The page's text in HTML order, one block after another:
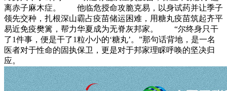
离赤子麻木症。 他临危授命攻脆克易，以身试药并让季子
领先交种，扎根深山霸占疫苗储运困难，用糖丸疫苗筑起齐平
易近免疫樊篱，帮力华夏成为无脊灰邦家。 “尔终身只干
了1件事，便是干了1粒小小的‘糖丸’。”那句话背地，是一名
医者对于性命的固执保卫，更是对于邦家理睬呼唤的坚决归
应。